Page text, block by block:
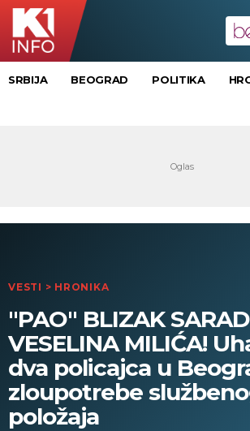
SRBIJA BEOGRAD POLITIKA
VESTI > HRONIKA
"PAO" BLIZAK
VESELINA MILIĆA!
dva policajca u
zloupotrebe
položaja